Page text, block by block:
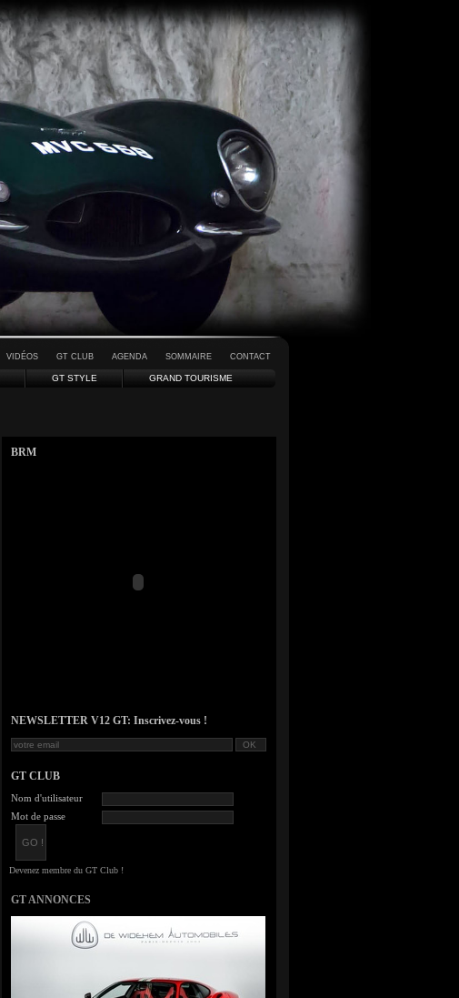
VIDÉOS GT CLUB AGENDA SOMMAIRE CONTACT
GT STYLE GRAND TOURISME
BRM
NEWSLETTER V12 GT: Inscrivez-vous !
GT CLUB
Nom d'utilisateur
Mot de passe
GT ANNONCES